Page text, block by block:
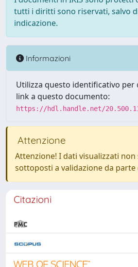
tutti i diritti sono riservati, salvo
indicazione.
Informazioni
Utilizza questo identificativo per
link a questo documento:
https://hdl.handle.net/
Attenzione
Attenzione! I dati visualizzati
sottoposti a validazione da parte
Citazioni